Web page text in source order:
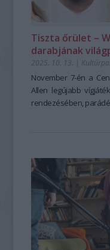
Tiszta őrület –
darabjának
2025. 10. 13. |
November 7-én a
Allen legújabb
rendezésében,